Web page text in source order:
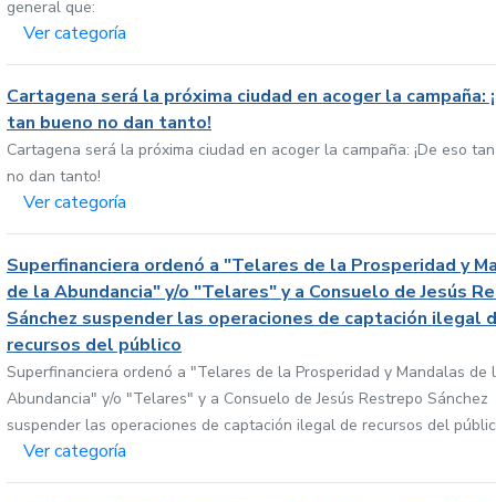
general que:
Ver categoría
Cartagena será la próxima ciudad en acoger la campaña:
tan bueno no dan tanto!
Cartagena será la próxima ciudad en acoger la campaña: ¡De eso
no dan tanto!
Ver categoría
Superfinanciera ordenó a "Telares de la Prosperidad y
de la Abundancia" y/o "Telares" y a Consuelo de Jesús
Sánchez suspender las operaciones de captación ilegal
recursos del público
Superfinanciera ordenó a "Telares de la Prosperidad y Mandalas de
Abundancia" y/o "Telares" y a Consuelo de Jesús Restrepo Sánchez
suspender las operaciones de captación ilegal de recursos del
Ver categoría